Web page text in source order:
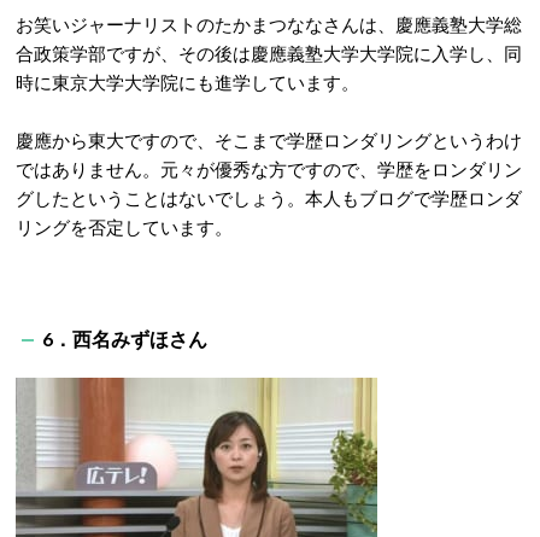
お笑いジャーナリストのたかまつななさんは、慶應義塾大学総
合政策学部ですが、その後は慶應義塾大学大学院に入学し、同
時に東京大学大学院にも進学しています。
慶應から東大ですので、そこまで学歴ロンダリングというわけ
ではありません。元々が優秀な方ですので、学歴をロンダリン
グしたということはないでしょう。本人もブログで学歴ロンダ
リングを否定しています。
6．西名みずほさん